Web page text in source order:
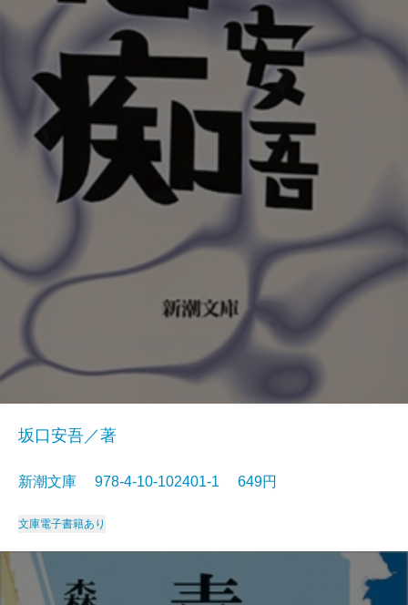
坂口安吾／著
新潮文庫 978-4-10-102401-1 649円
文庫電子書籍あり